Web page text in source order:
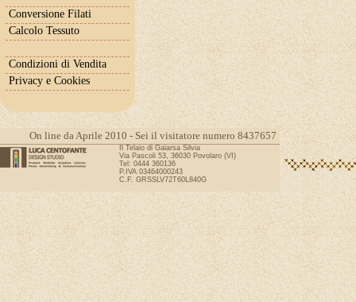
Conversione Filati
Calcolo Tessuto
Condizioni di Vendita
Privacy e Cookies
On line da Aprile 2010 - Sei il visitatore numero 8437657
Il Telaio di Gaiarsa Silvia
Via Pascoli 53, 36030 Povolaro (VI)
Tel: 0444 360136
P.IVA 03464000243
C.F. GRSSLV72T60L840G